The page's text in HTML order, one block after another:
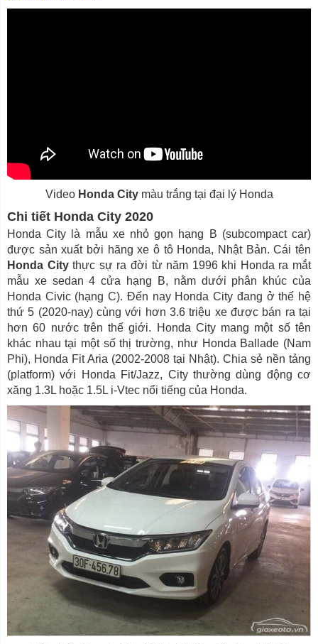
Video Honda Citymàu trắng tại đại lý Honda
Chi tiết Honda City 2020
Honda City là mẫu xe nhỏ gọn hạng B (subcompact car)
được sản xuất bởi hãng xe ô tô Honda, Nhật Bản. Cái tên
Honda Citythực sự ra đời từ năm 1996 khi Honda ra mắt
mẫu xe sedan 4 cửa hạng B, nằm dưới phân khúc của
Honda Civic (hạng C). Đến nay Honda City đang ở thế hệ
thứ 5 (2020-nay) cùng với hơn 3.6 triệu xe được bán ra tại
hơn 60 nước trên thế giới. Honda City mang một số tên
khác nhau tại một số thị trường, như Honda Ballade (Nam
Phi), Honda Fit Aria (2002-2008 tại Nhật). Chia sẻ nền tảng
(platform) với Honda Fit/Jazz, City thường dùng động cơ
xăng 1.3L hoặc 1.5L i-Vtec nổi tiếng của Honda.